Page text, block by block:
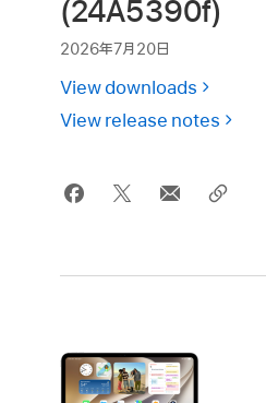
(24A5390f)
2026年7月20日
View downloads
View release notes